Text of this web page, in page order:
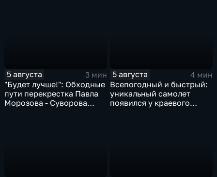
5 августа
3 мин
"Будет лучше!": Обходные
пути перекрестка Павла
Морозова - Суворова
5 августа
4 мин
Всепогодный и быстрый:
уникальный самолет
появился у краевого